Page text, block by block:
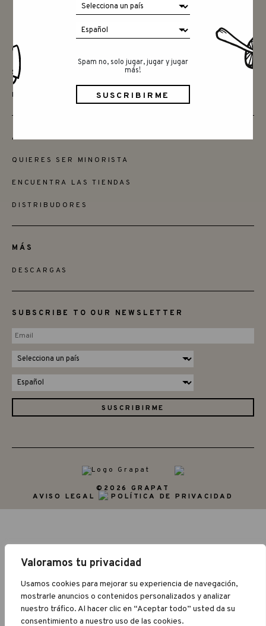
Valoramos tu privacidad
Usamos cookies para mejorar su experiencia de navegación,
mostrarle anuncios o contenidos personalizados y analizar
nuestro tráfico. Al hacer clic en “Aceptar todo” usted da su
consentimiento a nuestro uso de las cookies.
Spam no, solo jugar, jugar y jugar
más!
CONTACTAR
SAY HELLO
INSTAGRAM
AMIGOS
QUIERES SER MINORISTA
ENCUENTRA LAS TIENDAS
DISTRIBUDORES
MÁS
DESCARGAS
SUBSCRIBE TO OUR NEWSLETTER
©2026 GRAPAT
AVISO LEGAL
POLÍTICA DE PRIVACIDAD